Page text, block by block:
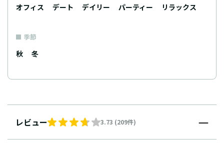
オフィス デート デイリー パーティー リラックス
季節
秋 冬
レビュー 3.73 (209件)